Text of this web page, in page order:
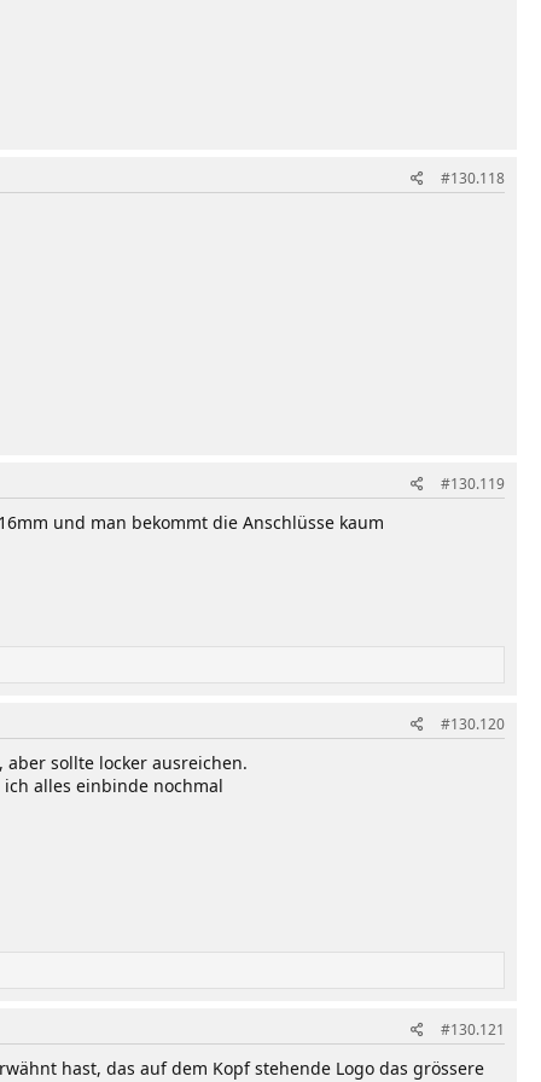
#130.118
#130.119
und man bekommt die Anschlüsse kaum
#130.120
sollte locker ausreichen.
alles einbinde nochmal
#130.121
hast, das auf dem Kopf stehende Logo das grössere